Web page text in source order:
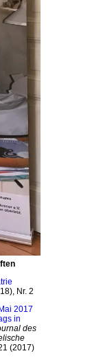
Nr. 2
2017
in
des
(2017)